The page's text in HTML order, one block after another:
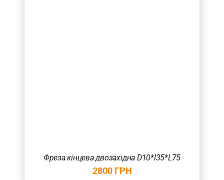
Фреза кінцева двозахідна D10*l35*L75
2800 ГРН